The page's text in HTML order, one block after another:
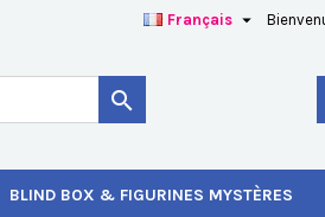
Français 

BLIND BOX & FIGURINES MYSTÈRES
à votre liste d'envies.
Connexion